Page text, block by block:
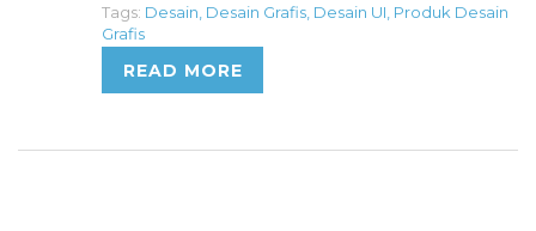
Tags: Desain Desain Grafis Desain UI Produk Desain
Grafis
READ MORE